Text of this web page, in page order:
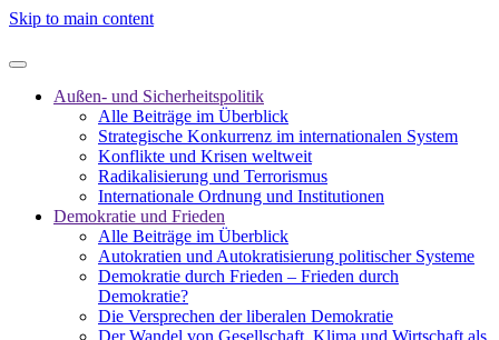
Skip to main content
Außen- und Sicherheitspolitik
Alle Beiträge im Überblick
Strategische Konkurrenz im internationalen System
Konflikte und Krisen weltweit
Radikalisierung und Terrorismus
Internationale Ordnung und Institutionen
Demokratie und Frieden
Alle Beiträge im Überblick
Autokratien und Autokratisierung politischer Systeme
Demokratie durch Frieden – Frieden durch
Demokratie?
Die Versprechen der liberalen Demokratie
Der Wandel von Gesellschaft, Klima und Wirtschaft als